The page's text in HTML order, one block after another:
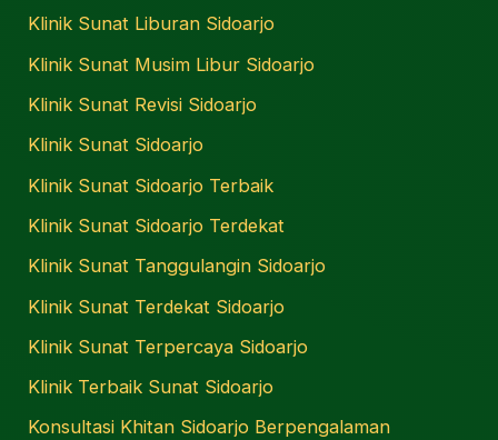
Klinik Sunat Liburan Sidoarjo
Klinik Sunat Musim Libur Sidoarjo
Klinik Sunat Revisi Sidoarjo
Klinik Sunat Sidoarjo
Klinik Sunat Sidoarjo Terbaik
Klinik Sunat Sidoarjo Terdekat
Klinik Sunat Tanggulangin Sidoarjo
Klinik Sunat Terdekat Sidoarjo
Klinik Sunat Terpercaya Sidoarjo
Klinik Terbaik Sunat Sidoarjo
Konsultasi Khitan Sidoarjo Berpengalaman